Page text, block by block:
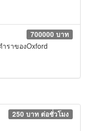
700000 บาท
ราของOxford
250 บาท ต่อชั่วโมง